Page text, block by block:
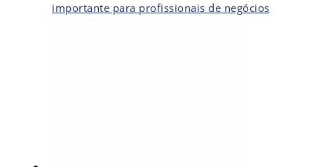
importante para profissionais de negócios